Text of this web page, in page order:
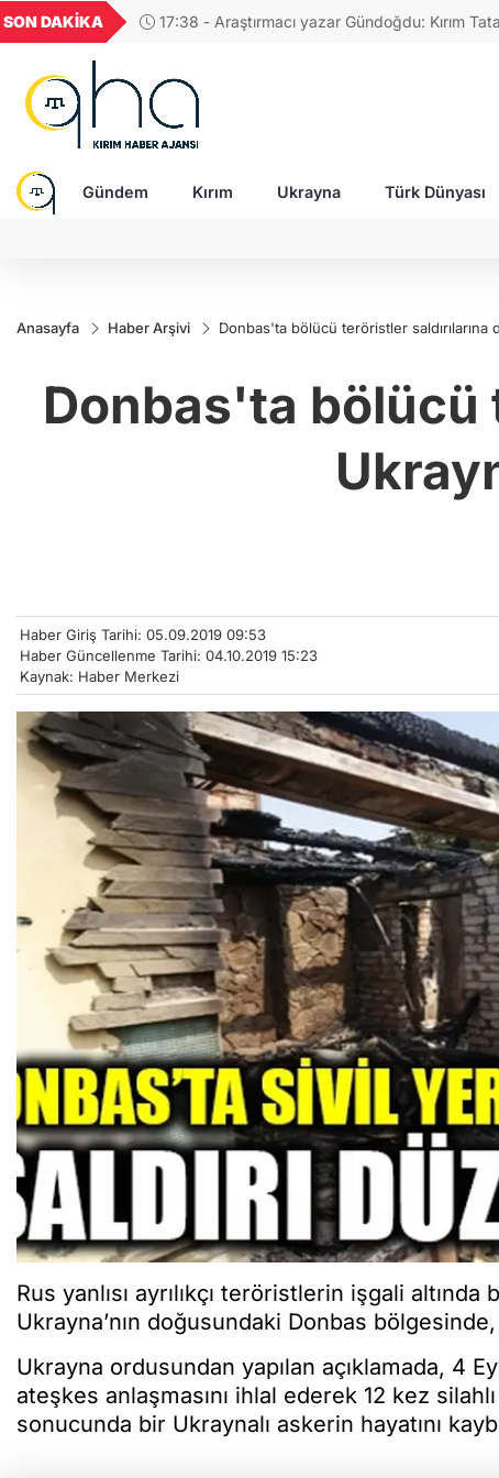
SON DAKİKA
17:38 - Araştırmacı yazar Gündoğdu: Kırım
UYU
1,1820
18,1978
16,2303
28,0626
Gündem Kırım Ukrayna Türk Dünyası
Anasayfa Haber Arşivi Donbas'ta bölücü teröristler saldırılarına
Donbas'ta bölücü
Haber Giriş Tarihi: 05.09.2019 09:53
Haber Güncellenme Tarihi: 04.10.2019 15:23
Kaynak: Haber Merkezi
Rus yanlısı ayrılıkçı teröristlerin işgali
Ukrayna’nın doğusundaki Donbas
Ukrayna ordusundan yapılan açıklamada, 4
ateşkes anlaşmasını ihlal ederek 12 kez
sonucunda bir Ukraynalı askerin hayatını